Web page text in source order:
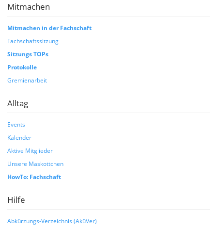
Mitmachen
Mitmachen in der Fachschaft
Fachschaftssitzung
Sitzungs TOPs
Protokolle
Gremienarbeit
Alltag
Events
Kalender
Aktive Mitglieder
Unsere Maskottchen
HowTo: Fachschaft
Hilfe
Abkürzungs-Verzeichnis (AküVer)